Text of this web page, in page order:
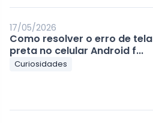
17/05/2026
Como resolver o erro de tela
preta no celular Android f...
Curiosidades